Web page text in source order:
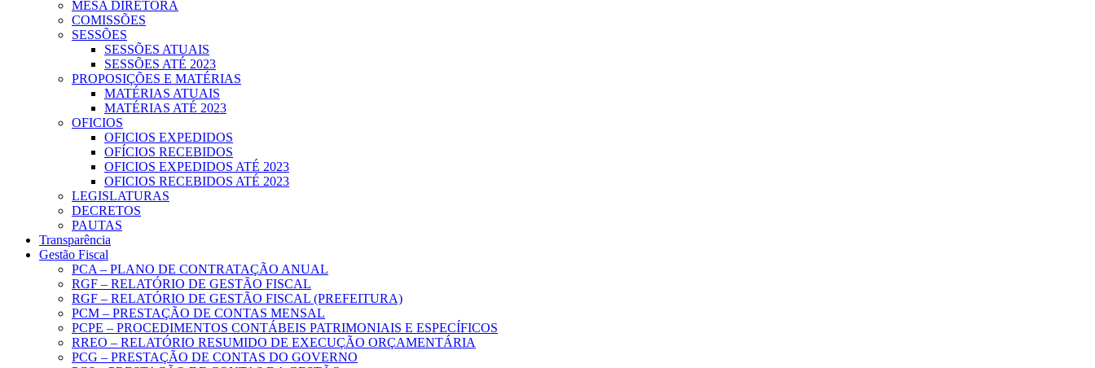
MESA DIRETORA
COMISSÕES
SESSÕES
SESSÕES ATUAIS
SESSÕES ATÉ 2023
PROPOSIÇÕES E MATÉRIAS
MATÉRIAS ATUAIS
MATÉRIAS ATÉ 2023
OFICIOS
OFICIOS EXPEDIDOS
OFÍCIOS RECEBIDOS
OFICIOS EXPEDIDOS ATÉ 2023
OFICIOS RECEBIDOS ATÉ 2023
LEGISLATURAS
DECRETOS
PAUTAS
Transparência
Gestão Fiscal
PCA – PLANO DE CONTRATAÇÃO ANUAL
RGF – RELATÓRIO DE GESTÃO FISCAL
RGF – RELATÓRIO DE GESTÃO FISCAL (PREFEITURA)
PCM – PRESTAÇÃO DE CONTAS MENSAL
PCPE – PROCEDIMENTOS CONTÁBEIS PATRIMONIAIS E ESPECÍFICOS
RREO – RELATÓRIO RESUMIDO DE EXECUÇÃO ORÇAMENTÁRIA
PCG – PRESTAÇÃO DE CONTAS DO GOVERNO